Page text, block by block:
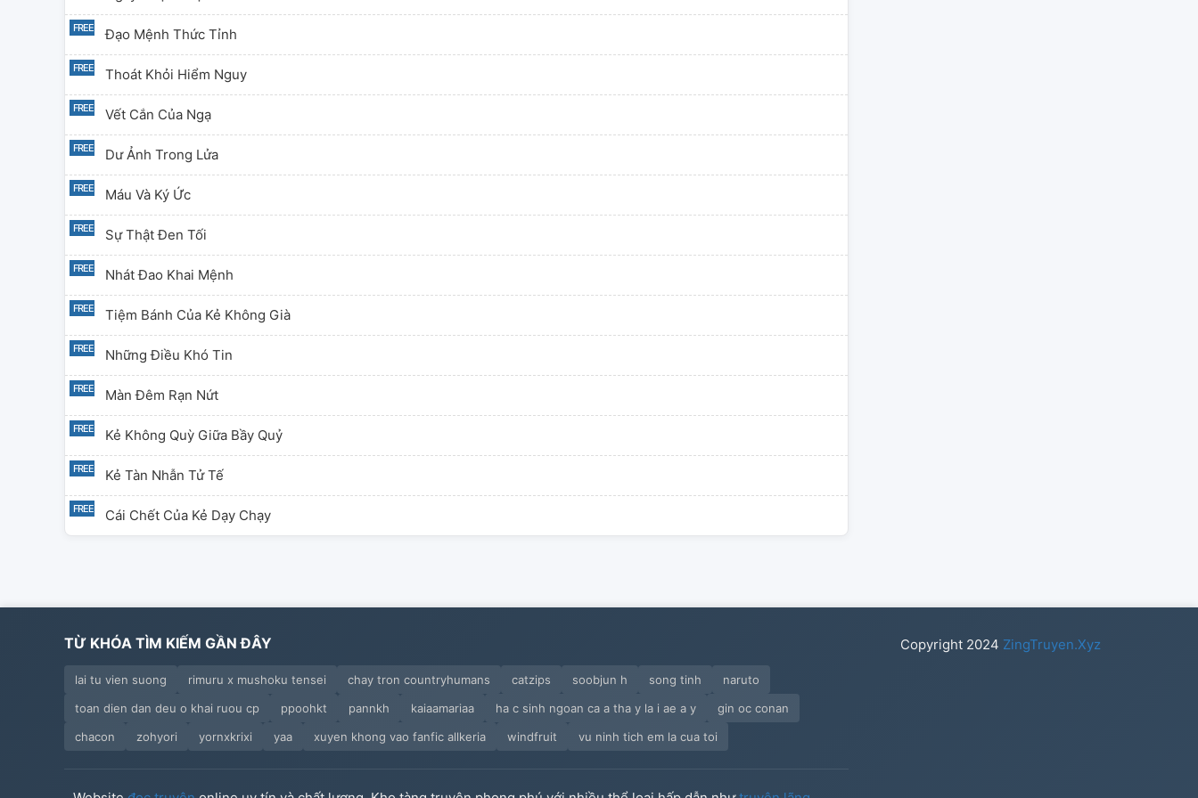
Đạo Mệnh Thức Tỉnh
Thoát Khỏi Hiểm Nguy
Vết Cắn Của Ngạ
Dư Ảnh Trong Lửa
Máu Và Ký Ức
Sự Thật Đen Tối
Nhát Đao Khai Mệnh
Tiệm Bánh Của Kẻ Không Già
Những Điều Khó Tin
Màn Đêm Rạn Nứt
Kẻ Không Quỳ Giữa Bầy Quỷ
Kẻ Tàn Nhẫn Tử Tế
Cái Chết Của Kẻ Dạy Chạy
TỪ KHÓA TÌM KIẾM GẦN ĐÂY
lai tu vien suong rimuru x mushoku tensei chay tron countryhumans catzips soobjun h song tinh
naruto
toan dien dan deu o khai ruou cp
ppoohkt pannkh kaiaamariaa ha c sinh ngoan ca a tha y la i ae a y
gin oc conan
chacon
zohyori yornxkrixi yaa xuyen khong vao fanfic allkeria windfruit vu ninh tich em la cua toi
Copyright 2024 ZingTruyen.Xyz